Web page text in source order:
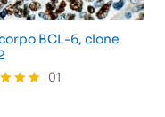
BCL-6, clone
01